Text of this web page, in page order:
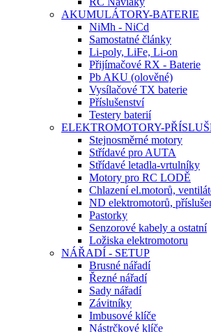
AKUMULÁTORY-BATERIE
NiMh - NiCd
Samostatné články
Li-poly, LiFe, Li-on
Přijímačové RX - Baterie
Pb AKU (olověné)
Vysílačové TX baterie
Příslušenství
Testery baterií
ELEKTROMOTORY-
Stejnosměrné motory
Střídavé pro AUTA
Střídavé letadla-vrtulníky
Motory pro RC LODĚ
Chlazení el.motorů,
ND elektromotorů,
Pastorky
Senzorové kabely a ostatní
Ložiska elektromotoru
NÁŘADÍ - SETUP
Brusné nářadí
Řezné nářadí
Sady nářadí
Závitníky
Imbusové klíče
Nástrčkové klíče